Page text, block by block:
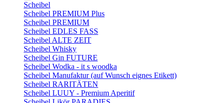
Scheibel
Scheibel PREMIUM Plus
Scheibel PREMIUM
Scheibel EDLES FASS
Scheibel ALTE ZEIT
Scheibel Whisky
Scheibel Gin FUTURE
Scheibel Wodka - it s woodka
Scheibel Manufaktur (auf Wunsch eignes Etikett)
Scheibel RARITÄTEN
Scheibel LUUY - Premium Aperitif